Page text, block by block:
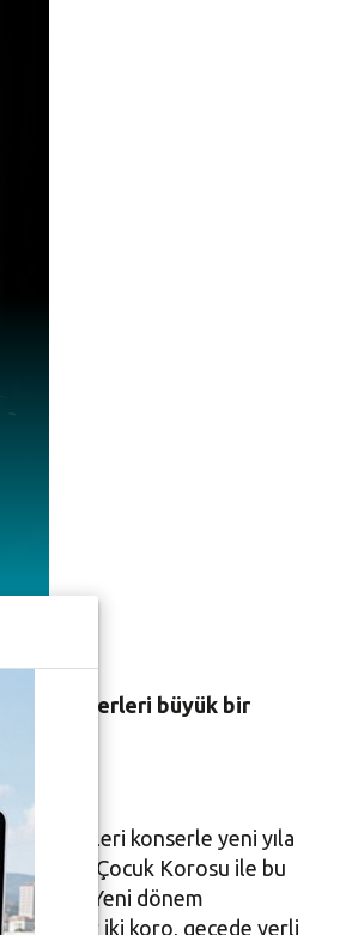
koro, eserleri büyük bir
verdikleri konserle yeni yıla
Nilüfer Çocuk Korosu ile bu
aldı. Yeni dönem
her iki koro, gecede yerli